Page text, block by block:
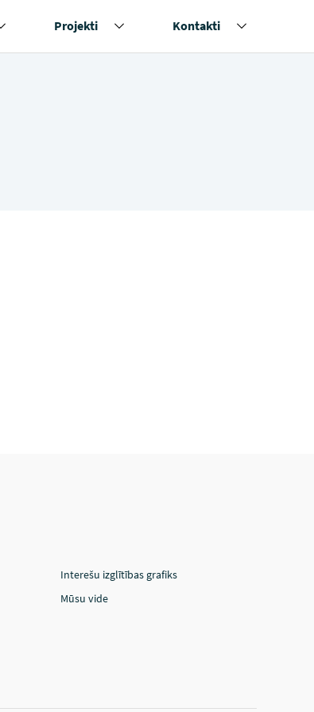
Projekti Kontakti
Interešu izglītības grafiks
Mūsu vide